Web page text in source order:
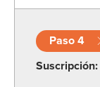
Paso 4
Suscripción: